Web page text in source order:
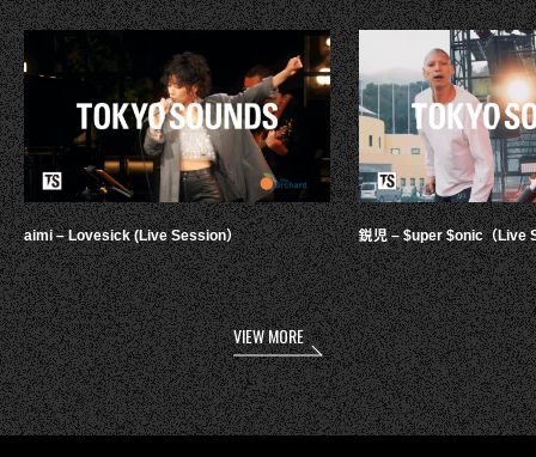
aimi – Lovesick (Live Session） 鋭児 – $uper $onic（Live
VIEW MORE